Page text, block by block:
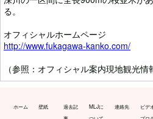
る。
オフィシャルホームページ
http://www.fukagawa-kanko.com/
（参照：オフィシャル案内現地観光情
ホーム 壁紙
過去記
MLJに
連絡先
ビデ